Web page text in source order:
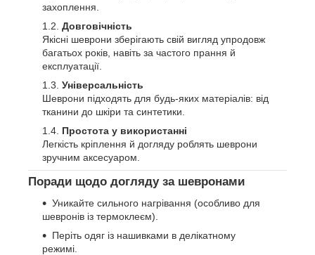
захоплення.
Довговічність
Якісні шеврони зберігають свій вигляд упродовж
багатьох років, навіть за частого прання й
експлуатації.
Універсальність
Шеврони підходять для будь-яких матеріалів: від
тканини до шкіри та синтетики.
Простота у використанні
Легкість кріплення й догляду роблять шеврони
зручним аксесуаром.
Поради щодо догляду за шевронами
Уникайте сильного нагрівання (особливо для
шевронів із термоклеєм).
Періть одяг із нашивками в делікатному
режимі.